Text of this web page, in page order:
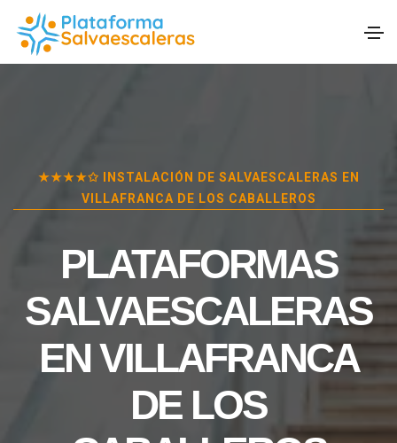
★★★★✩ INSTALACIÓN DE SALVAESCALERAS EN
VILLAFRANCA DE LOS CABALLEROS
PLATAFORMAS
SALVAESCALERAS
ENVILLAFRANCA
DE LOS